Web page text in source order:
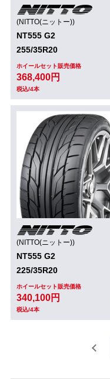
(NITTO(ニットー))
NT555 G2
255/35R20
ホイールセット販売価格
368,400円
税込/4本
(NITTO(ニットー))
NT555 G2
225/35R20
ホイールセット販売価格
340,100円
税込/4本